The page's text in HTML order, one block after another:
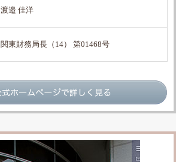
渡邉 佳洋
関東財務局長（14） 第01468号